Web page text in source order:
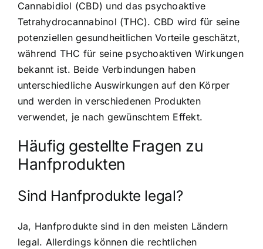
Cannabidiol (CBD) und das psychoaktive
Tetrahydrocannabinol (THC). CBD wird für seine
potenziellen gesundheitlichen Vorteile geschätzt,
während THC für seine psychoaktiven Wirkungen
bekannt ist. Beide Verbindungen haben
unterschiedliche Auswirkungen auf den Körper
und werden in verschiedenen Produkten
verwendet, je nach gewünschtem Effekt.
Häufig gestellte Fragen zu
Hanfprodukten
Sind Hanfprodukte legal?
Ja, Hanfprodukte sind in den meisten Ländern
legal. Allerdings können die rechtlichen